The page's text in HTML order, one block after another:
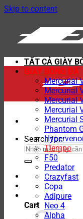
Skip to content
Search for:
Cart
TẤT CẢ GIÀY
GIÀY BÓNG ĐÁ
Mercurial
Mercurial
Mercurial
Mercurial
Mercurial
Phantom
Tiempo
F50
Predator
Crazyfast
Copa
Adipure
Neo 4
Alpha